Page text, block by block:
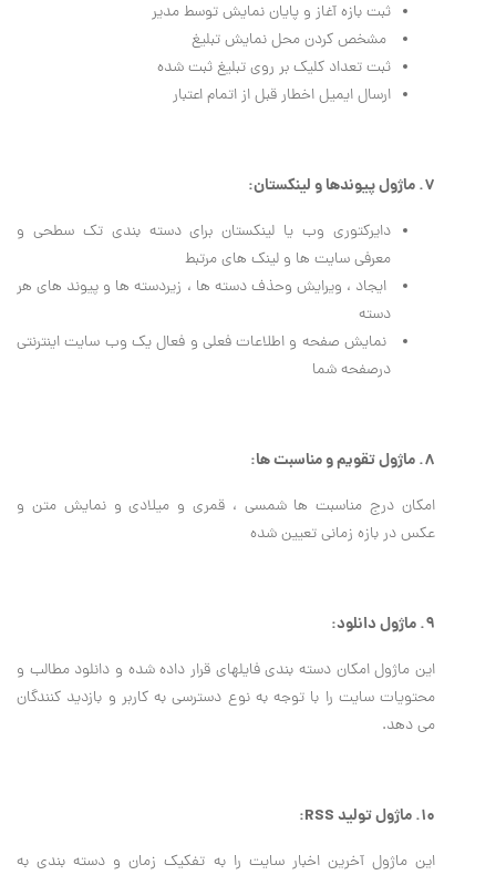
ثبت بازه آغاز و پایان نمایش توسط مدیر
مشخص کردن محل نمایش تبلیغ
ثبت تعداد کلیک بر روی تبلیغ ثبت شده
ارسال ایمیل اخطار قبل از اتمام اعتبار
7. ماژول پیوندها و لینکستان:
دايركتوري وب يا لينكستان براي دسته بندي تك سطحي و
معرفي سايت ها و لينك هاي مرتبط
ايجاد ، ويرايش وحذف دسته ها ، زيردسته ها و پيوند هاي هر
دسته
نمايش صفحه و اطلاعات فعلي و فعال يك وب سايت اينترنتي
درصفحه شما
8. ماژول تقویم و مناسبت ها:
امکان درج مناسبت ها شمسی ، قمری و میلادی و نمایش متن و
عکس در بازه زمانی تعیین شده
9. ماژول دانلود:
این ماژول امکان دسته بندی فایلهای قرار داده شده و دانلود مطالب و
محتویات سایت را با توجه به نوع دسترسی به کاربر و بازدید کنندگان
می دهد.
10. ماژول تولید RSS:
این ماژول آخرین اخبار سایت را به تفکیک زمان و دسته بندی به